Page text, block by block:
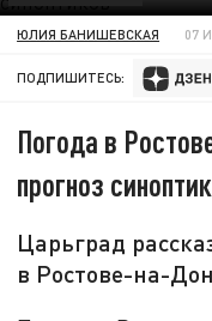
ЮЛИЯ БАНИШЕВСКАЯ 07
ПОДПИШИТЕСЬ:
Погода в
прогноз
Царьград
в Ростове-на-